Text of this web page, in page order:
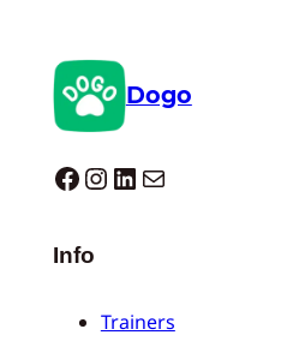
Dogo
Dogo facebook InstagramLinkedIn E-mail
Info
Trainers